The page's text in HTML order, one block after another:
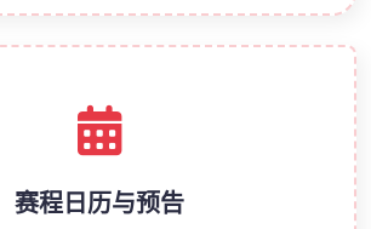
赛程日历与预告